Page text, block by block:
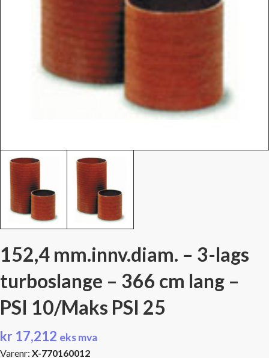
152,4 mm.innv.diam. – 3-lags
turboslange – 366 cm lang –
PSI 10/Maks PSI 25
kr 17,212 eks mva
Varenr: X-770160012